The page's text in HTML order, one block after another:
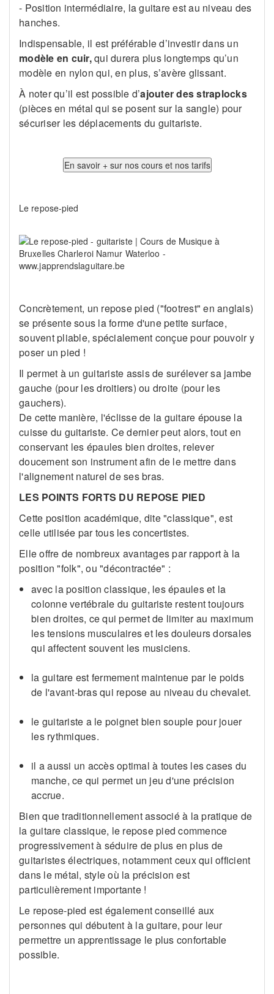
- Position intermédiaire, la guitare est au niveau des
hanches.
Indispensable, il est préférable d’investir dans un
modèle en cuir,qui durera plus longtemps qu’un
modèle en nylon qui, en plus, s’avère glissant.
À noter qu’il est possible d’ajouter des straplocks
(pièces en métal qui se posent sur la sangle) pour
sécuriser les déplacements du guitariste.
Le repose-pied
Concrètement, un repose pied ("footrest" en anglais)
se présente sous la forme d'une petite surface,
souvent pliable, spécialement conçue pour pouvoir y
poser un pied !
Il permet à un guitariste assis de surélever sa jambe
gauche (pour les droitiers) ou droite (pour les
gauchers).
De cette manière, l'éclisse de la guitare épouse la
cuisse du guitariste. Ce dernier peut alors, tout en
conservant les épaules bien droites, relever
doucement son instrument afin de le mettre dans
l'alignement naturel de ses bras.
LES POINTS FORTS DU REPOSE PIED
Cette position académique, dite "classique", est
celle utilisée par tous les concertistes.
Elle offre de nombreux avantages par rapport à la
position "folk", ou "décontractée" :
avec la position classique, les épaules et la
colonne vertébrale du guitariste restent toujours
bien droites, ce qui permet de limiter au maximum
les tensions musculaires et les douleurs dorsales
qui affectent souvent les musiciens.
la guitare est fermement maintenue par le poids
de l'avant-bras qui repose au niveau du chevalet.
le guitariste a le poignet bien souple pour jouer
les rythmiques.
il a aussi un accès optimal à toutes les cases du
manche, ce qui permet un jeu d'une précision
accrue.
Bien que traditionnellement associé à la pratique de
la guitare classique, le repose pied commence
progressivement à séduire de plus en plus de
guitaristes électriques, notamment ceux qui officient
dans le métal, style où la précision est
particulièrement importante !
Le repose-pied est également conseillé aux
personnes qui débutent à la guitare, pour leur
permettre un apprentissage le plus confortable
possible.